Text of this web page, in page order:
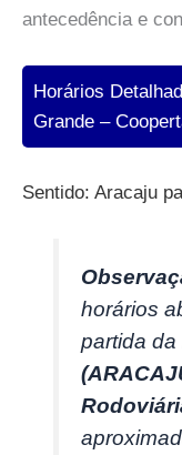
antecedência e
Horários
Grande –
Sentido: Aracaju
horários
partida da